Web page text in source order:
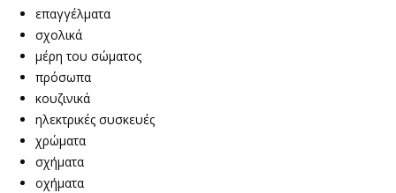
επαγγέλματα
σχολικά
μέρη του σώματος
πρόσωπα
κουζινικά
ηλεκτρικές συσκευές
χρώματα
σχήματα
οχήματα